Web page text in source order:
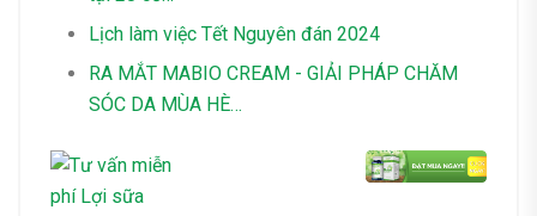
Lịch làm việc Tết Nguyên đán 2024
RA MẮT MABIO CREAM - GIẢI PHÁP CHĂM
SÓC DA MÙA HÈ…